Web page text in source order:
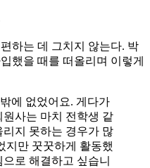
하는 데 그치지 않는다. 박
했을 때를 떠올리며 이렇게
에 없었어요. 게다가
사는 마치 전학생 같
지 못하는 경우가 많
지만 꿋꿋하게 활동했
로 해결하고 싶습니